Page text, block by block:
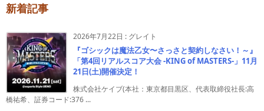
新着記事
2026年7月22日 : グレイト
『ゴシックは魔法乙女〜さっさと契約しなさい！～』
「第4回リアルスコア大会 -KING of MASTERS-」11月
21日(土)開催決定！
株式会社ケイブ(本社：東京都目黒区、代表取締役社長:高
橋祐希、証券コード:376 ...